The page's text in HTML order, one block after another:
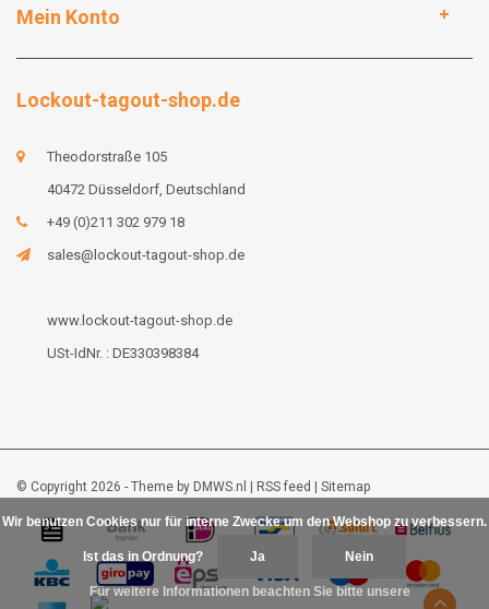
Mein Konto
Lockout-tagout-shop.de
Theodorstraße 105
40472 Düsseldorf, Deutschland
+49 (0)211 302 979 18
sales@lockout-tagout-shop.de
www.lockout-tagout-shop.de
USt-IdNr. : DE330398384
© Copyright 2026 - Theme by DMWS.nl RSS feed Sitemap
Wir benutzen Cookies nur für interne Zwecke um den Webshop zu verbessern.
Ist das in Ordnung? Ja Nein
Für weitere Informationen beachten Sie bitte unsere